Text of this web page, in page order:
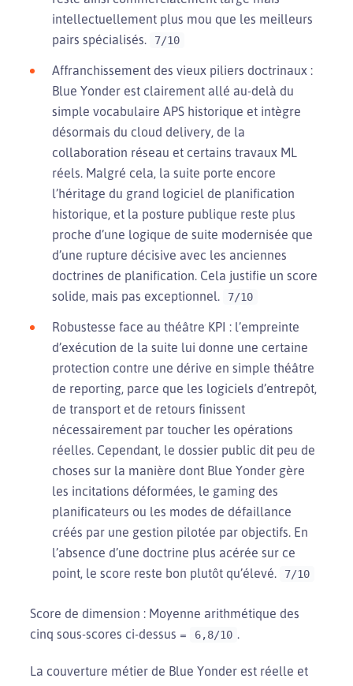
intellectuellement plus mou que les meilleurs
pairs spécialisés.
7/10
Affranchissement des vieux piliers doctrinaux :
Blue Yonder est clairement allé au-delà du
simple vocabulaire APS historique et intègre
désormais du cloud delivery, de la
collaboration réseau et certains travaux ML
réels. Malgré cela, la suite porte encore
l’héritage du grand logiciel de planification
historique, et la posture publique reste plus
proche d’une logique de suite modernisée que
d’une rupture décisive avec les anciennes
doctrines de planification. Cela justifie un score
solide, mais pas exceptionnel.
7/10
Robustesse face au théâtre KPI : l’empreinte
d’exécution de la suite lui donne une certaine
protection contre une dérive en simple théâtre
de reporting, parce que les logiciels d’entrepôt,
de transport et de retours finissent
nécessairement par toucher les opérations
réelles. Cependant, le dossier public dit peu de
choses sur la manière dont Blue Yonder gère
les incitations déformées, le gaming des
planificateurs ou les modes de défaillance
créés par une gestion pilotée par objectifs. En
l’absence d’une doctrine plus acérée sur ce
point, le score reste bon plutôt qu’élevé.
7/10
Score de dimension : Moyenne arithmétique des
cinq sous-scores ci-dessus =
6,8/10 .
La couverture métier de Blue Yonder est réelle et